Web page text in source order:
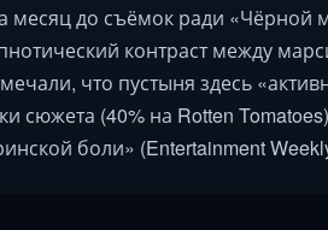
месяц до съёмок ради
контраст между
что пустыня здесь
сюжета (40% на Rotten
боли» (Entertainment